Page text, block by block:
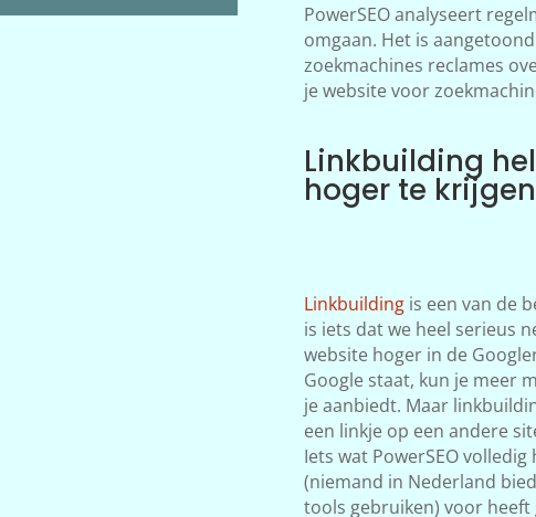
PowerSEO analyseert
omgaan. Het is
zoekmachines reclames
je website voor
Linkbuilding
hoger te
Linkbuildingis een van de
is iets dat we heel serieus
website hoger in de
Google staat, kun je meer
je aanbiedt. Maar
een linkje op een andere
Iets wat PowerSEO
(niemand in Nederland
tools gebruiken) voor